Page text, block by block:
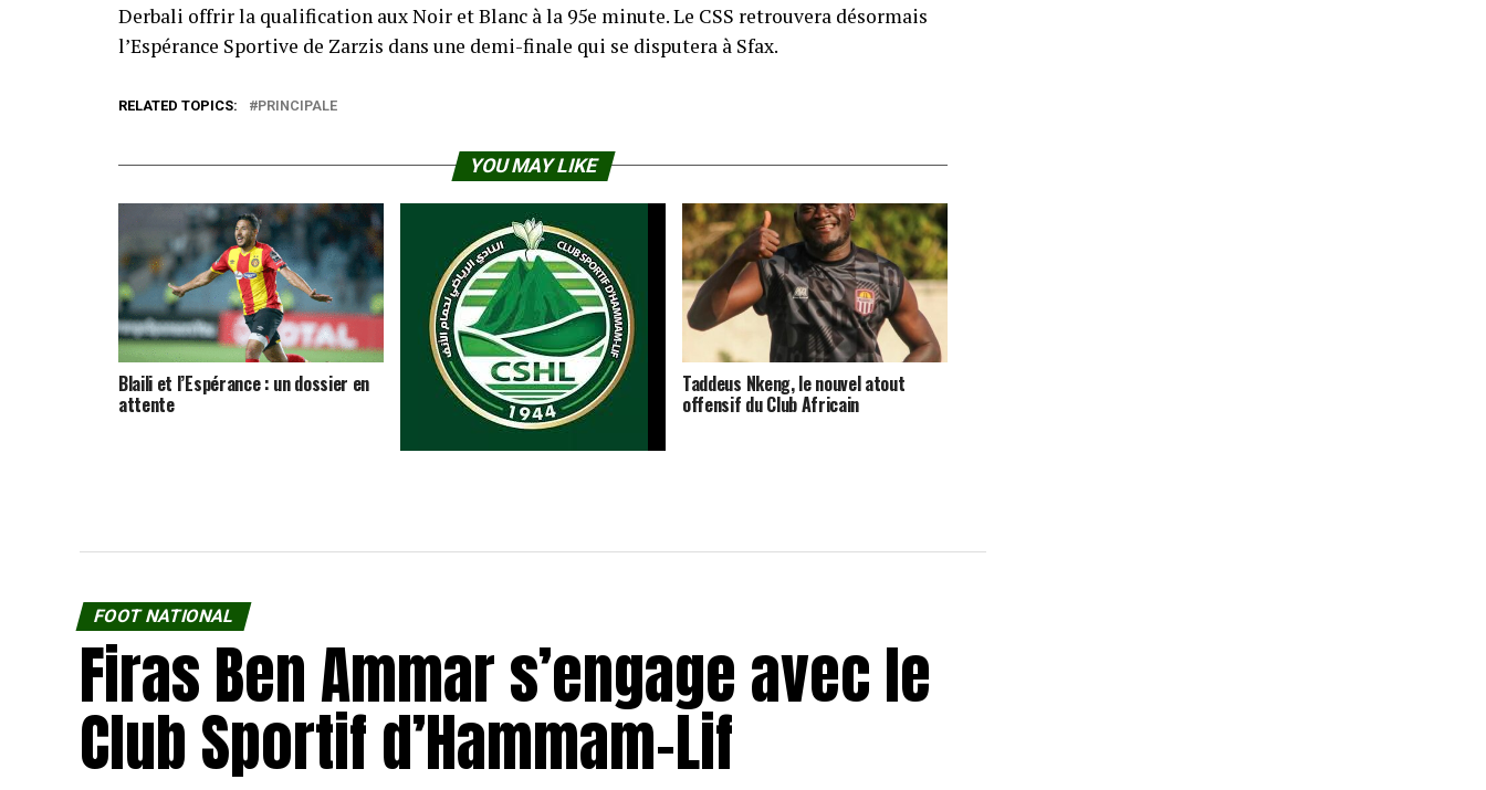
Derbali offrir la qualification aux Noir et Blanc à la 95e minute. Le CSS retrouvera désormais
l’Espérance Sportive de Zarzis dans une demi-finale qui se disputera à Sfax.
RELATED TOPICS: PRINCIPALE
YOU MAY LIKE
Blaili et l’Espérance : un dossier en
attente
Taddeus Nkeng, le nouvel atout
offensif du Club Africain
FOOT NATIONAL
Firas Ben Ammar s’engage avec le
Club Sportif d’Hammam-Lif